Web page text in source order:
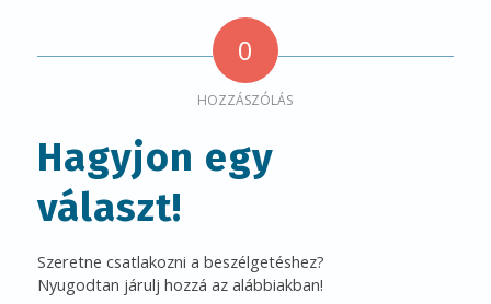
0
HOZZÁSZÓLÁS
Hagyjon egy
választ!
Szeretne csatlakozni a beszélgetéshez?
Nyugodtan járulj hozzá az alábbiakban!